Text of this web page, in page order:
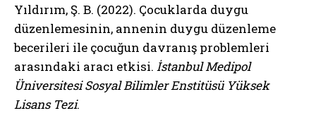
Yıldırım, Ş. B. (2022). Çocuklarda duygu
düzenlemesinin, annenin duygu düzenleme
becerileri ile çocuğun davranış problemleri
arasındaki aracı etkisi. İstanbul Medipol
Üniversitesi Sosyal Bilimler Enstitüsü Yüksek
Lisans Tezi.